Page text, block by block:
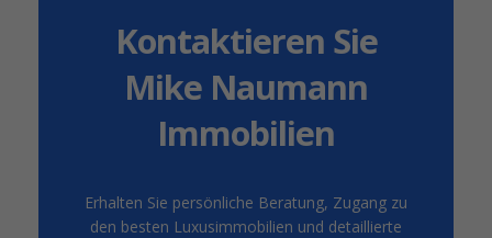
Kontaktieren Sie
Mike Naumann
Immobilien
Erhalten Sie persönliche Beratung, Zugang zu
den besten Luxusimmobilien und detaillierte